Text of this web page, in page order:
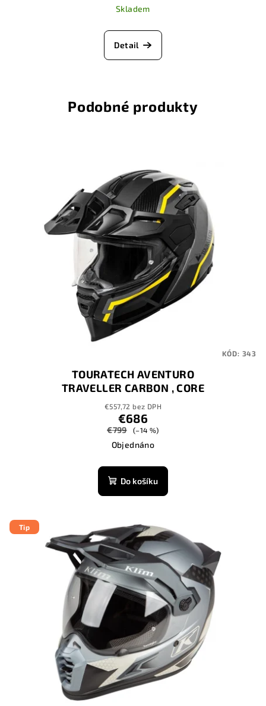
Skladem
Detail
Podobné produkty
TOURATECH AVENTURO
TRAVELLER CARBON , CORE
€557,72 bez DPH
€686
€799 (–14 %)
Objednáno
Do košíku
KÓD: 343
Tip